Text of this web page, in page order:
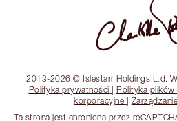
2013-2026 © Islestarr Holdings Ltd.
| Polityka prywatności | Polityka plików
korporacyjne |
Ta strona jest chroniona przez